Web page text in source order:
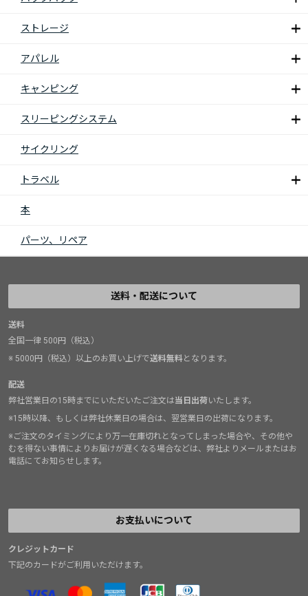
ストレージ
アパレル
キャンピング
スリーピングシステム
サイクリング
トラベル
本
パーツ、リペア
送料・配送について
送料
全国一律 500円（税込）
※ 5000円（税込）以上のお買い上げで送料無料となります。
配送
弊社営業日の15時までにいただいたご注文は当日出荷いたします。
※15時以降、もしくは弊社休業日の場合は、翌営業日の出荷になります。
※ご注文のタイミングにより万一在庫切れとなってしまった場合や、その他や
むを得ない事情によりお届けが遅くなる場合などは、弊社よりメールまたはお
電話にてお知らせします。
お支払いについて
クレジットカード
下記のカードがご利用いただけます。